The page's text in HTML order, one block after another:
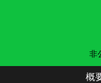
非
概